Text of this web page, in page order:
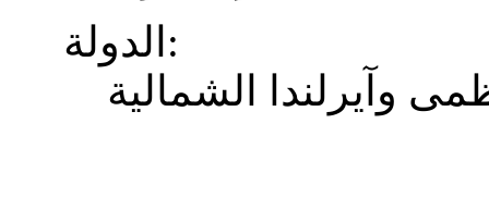
الدولة:
وآيرلندا الشمالية